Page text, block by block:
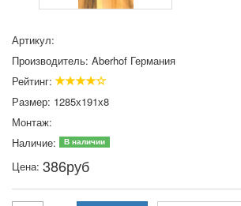
Артикул:
Производитель: Aberhof Германия
Рейтинг:
Размер: 1285х191х8
Монтаж:
Наличие:
В наличии
Цена: 386руб